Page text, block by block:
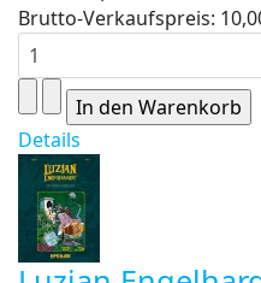
Brutto-Verkaufspreis:
Details